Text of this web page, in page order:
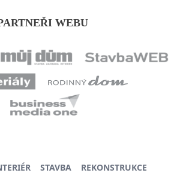
WEBU
STAVBA
REKONSTRUKCE